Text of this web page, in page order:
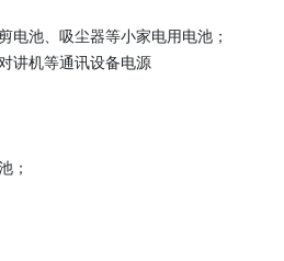
电池、吸尘器等小家电用电池；
讲机等通讯设备电源
；